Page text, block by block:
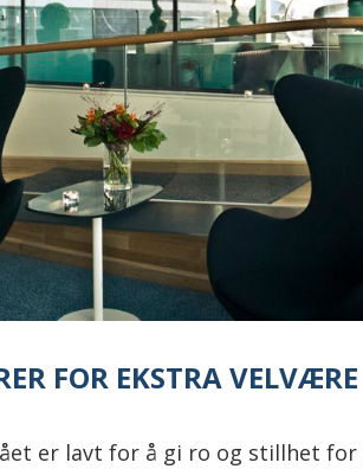
FOR EKSTRA VELVÆRE
er lavt for å gi ro og stillhet for